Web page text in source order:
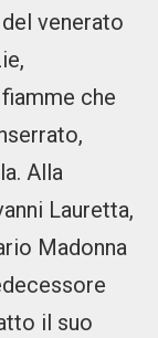
venerato
che
Alla
Lauretta,
Madonna
il suo